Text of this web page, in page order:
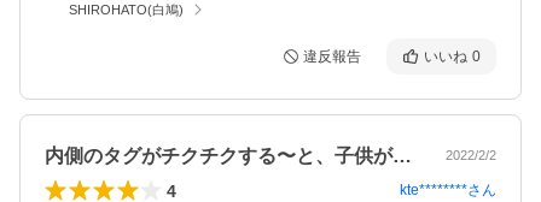
SHIROHATO(白鳩)
違反報告 いいね 0
内側のタグがチクチクする〜と、子供が言… 2022/2/2
4 kte********さん